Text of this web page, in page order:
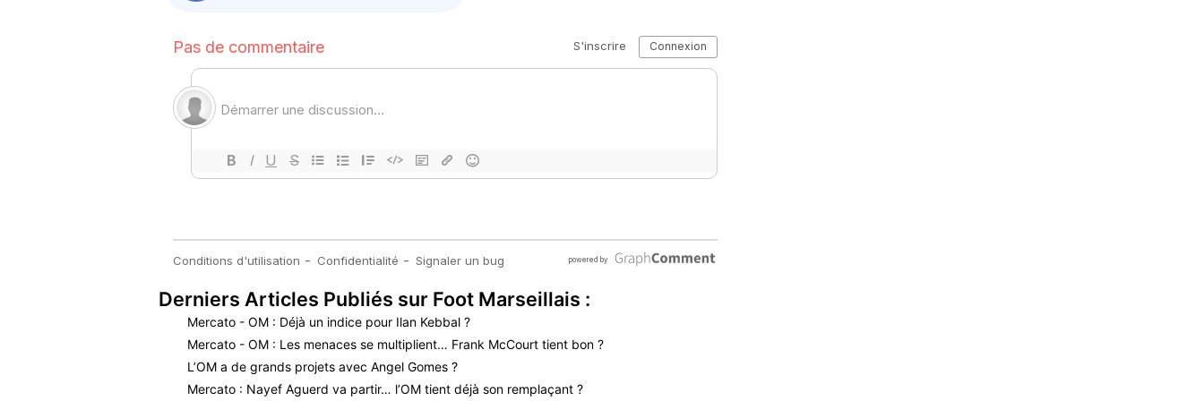
Derniers Articles Publiés sur Foot Marseillais :
Mercato - OM : Déjà un indice pour Ilan Kebbal ?
Mercato - OM : Les menaces se multiplient… Frank McCourt tient bon ?
L’OM a de grands projets avec Angel Gomes ?
Mercato : Nayef Aguerd va partir… l’OM tient déjà son remplaçant ?